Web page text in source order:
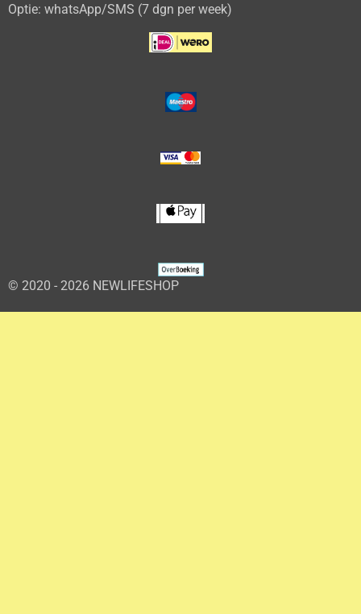
Optie: whatsApp/SMS (7 dgn per week)
© 2020 - 2026 NEWLIFESHOP